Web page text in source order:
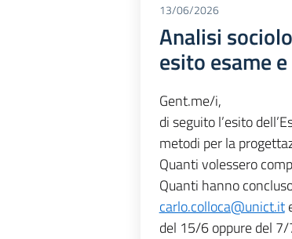
13/06/2026
Analisi
esito esame
Gent.me/i,
di seguito l’esito
metodi per la
Quanti volessero
Quanti hanno
carlo.colloca@unict.it
del 15/6 oppure del 7/